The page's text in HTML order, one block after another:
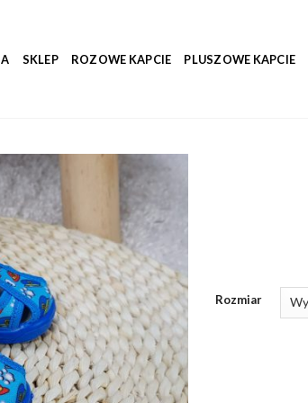
SKLEP ROZOWE KAPCIE PLUSZOWE KAPCIE
Rozmiar